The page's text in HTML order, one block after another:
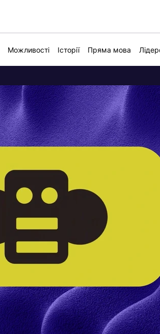
Можливості Історії Пряма мова